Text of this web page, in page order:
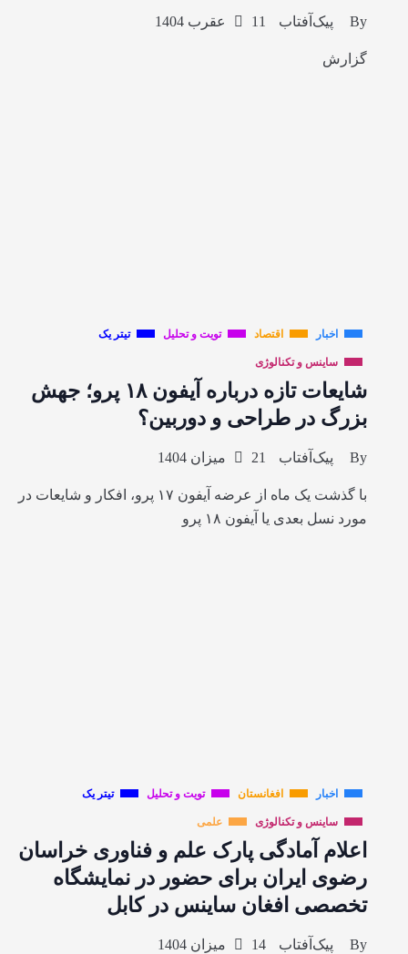
By پیک‌آفتاب 11 عقرب 1404
گزارش
اخبار اقتصاد تویت و تحلیل تیتر یک
ساینس و تکنالوژی
شایعات تازه درباره آیفون ۱۸ پرو؛ جهش
بزرگ در طراحی و دوربین؟
By پیک‌آفتاب 21 میزان 1404
با گذشت یک ماه از عرضه آیفون ۱۷ پرو، افکار و شایعات در
مورد نسل بعدی یا آیفون ۱۸ پرو
اخبار افغانستان تویت و تحلیل تیتر یک
ساینس و تکنالوژی علمی
اعلام آمادگی پارک علم و فناوری خراسان
رضوی ایران برای حضور در نمایشگاه
تخصصی افغان ساینس در کابل
By پیک‌آفتاب 14 میزان 1404